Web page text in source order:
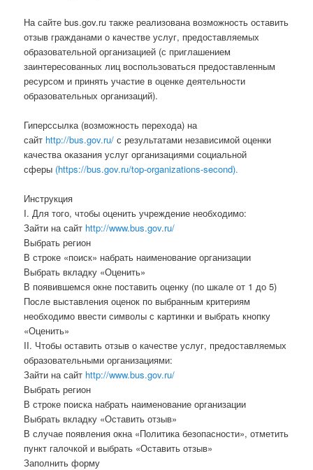
На сайте bus.gov.ru также реализована возможность оставить
отзыв гражданами о качестве услуг, предоставляемых
образовательной организацией (с приглашением
заинтересованных лиц воспользоваться предоставленным
ресурсом и принять участие в оценке деятельности
образовательных организаций).
Гиперссылка (возможность перехода) на
сайт http://bus.gov.ru/ с результатами независимой оценки
качества оказания услуг организациями социальной
сферы (https://bus.gov.ru/top-organizations-second).
Инструкция
I. Для того, чтобы оценить учреждение необходимо:
Зайти на сайт http://www.bus.gov.ru/
Выбрать регион
В строке «поиск» набрать наименование организации
Выбрать вкладку «Оценить»
В появившемся окне поставить оценку (по шкале от 1 до 5)
После выставления оценок по выбранным критериям
необходимо ввести символы с картинки и выбрать кнопку
«Оценить»
II. Чтобы оставить отзыв о качестве услуг, предоставляемых
образовательными организациями:
Зайти на сайт http://www.bus.gov.ru/
Выбрать регион
В строке поиска набрать наименование организации
Выбрать вкладку «Оставить отзыв»
В случае появления окна «Политика безопасности», отметить
пункт галочкой и выбрать «Оставить отзыв»
Заполнить форму